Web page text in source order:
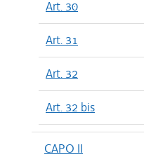
Art. 30
Art. 31
Art. 32
Art. 32 bis
CAPO II